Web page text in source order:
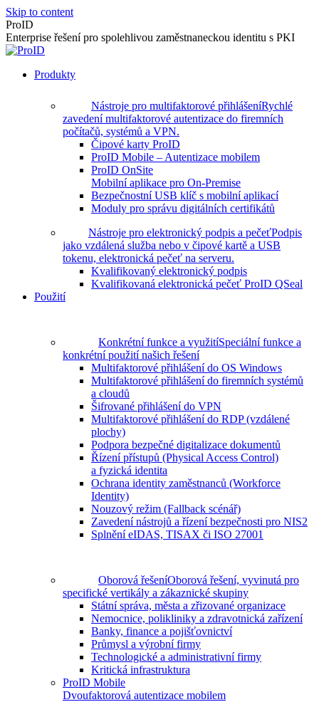
Skip to content
ProID
Enterprise řešení pro spolehlivou zaměstnaneckou identitu s PKI
Produkty
Nástroje pro multifaktorové přihlášeníRychlé
zavedení multifaktorové autentizace do firemních
počítačů, systémů a VPN.
Čipové karty ProID
ProID Mobile – Autentizace mobilem
ProID OnSite
Mobilní aplikace pro On-Premise
Bezpečnostní USB klíč s mobilní aplikací
Moduly pro správu digitálních certifikátů
Nástroje pro elektronický podpis a pečeťPodpis
jako vzdálená služba nebo v čipové kartě a USB
tokenu, elektronická pečeť na serveru.
Kvalifikovaný elektronický podpis
Kvalifikovaná elektronická pečeť ProID QSeal
Použití
Konkrétní funkce a využitíSpeciální funkce a
konkrétní použití našich řešení
Multifaktorové přihlášení do OS Windows
Multifaktorové přihlášení do firemních systémů
a cloudů
Šifrované přihlášení do VPN
Multifaktorové přihlášení do RDP (vzdálené
plochy)
Podpora bezpečné digitalizace dokumentů
Řízení přístupů (Physical Access Control)
a fyzická identita
Ochrana identity zaměstnanců (Workforce
Identity)
Nouzový režim (Fallback scénář)
Zavedení nástrojů a řízení bezpečnosti pro NIS2
Splnění eIDAS, TISAX či ISO 27001
Oborová řešeníOborová řešení, vyvinutá pro
specifické vertikály a zákaznické skupiny
Státní správa, města a zřizované organizace
Nemocnice, polikliniky a zdravotnická zařízení
Banky, finance a pojišťovnictví
Průmysl a výrobní firmy
Technologické a administrativní firmy
Kritická infrastruktura
ProID Mobile
Dvoufaktorová autentizace mobilem